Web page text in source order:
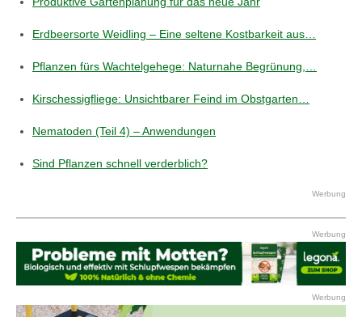
Erdbeersorte Weidling – Eine seltene Kostbarkeit aus…
Pflanzen fürs Wachtelgehege: Naturnahe Begrünung,…
Kirschessigfliege: Unsichtbarer Feind im Obstgarten…
Nematoden (Teil 4) – Anwendungen
Sind Pflanzen schnell verderblich?
Werbung
Werbung
Werbung